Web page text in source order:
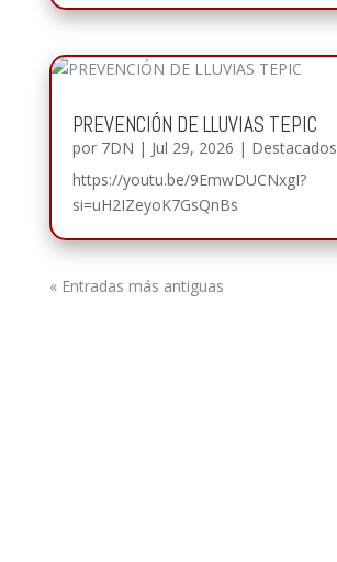
PREVENCIÓN DE LLUVIAS TEPIC
por 7DN | Jul 29, 2026 | Destacados
https://youtu.be/9EmwDUCNxgI?
si=uH2IZeyoK7GsQnBs
« Entradas más antiguas